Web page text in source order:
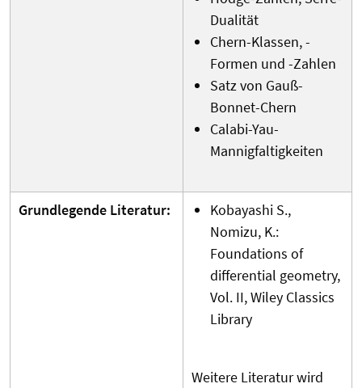
Dualität
Chern-Klassen, -
Formen und -Zahlen
Satz von Gauß-
Bonnet-Chern
Calabi-Yau-
Mannigfaltigkeiten
Grundlegende Literatur:
Kobayashi S.,
Nomizu, K.:
Foundations of
differential geometry,
Vol. II, Wiley Classics
Library
Weitere Literatur wird